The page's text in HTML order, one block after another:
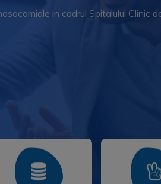
in cadrul Spitalului
Mai Mult Mai